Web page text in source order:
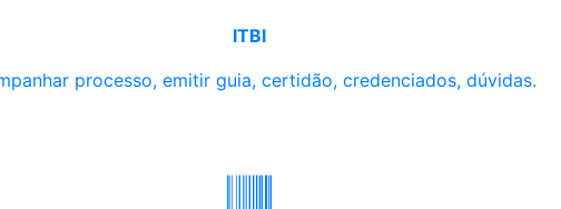
ITBI
processo, emitir guia, certidão, credenciados, dúvidas.